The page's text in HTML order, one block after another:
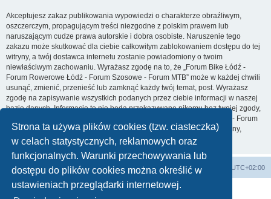
Strona ta używa plików cookies (tzw. ciasteczka)
w celach statystycznych, reklamowych oraz
funkcjonalnych. Warunki przechowywania lub
dostępu do plików cookies można określić w
ustawieniach przeglądarki internetowej.
Akceptujesz zakaz publikowania wypowiedzi o charakterze obraźliwym,
oszczerczym, propagującym treści niezgodne z polskim prawem lub
naruszającym cudze prawa autorskie i dobra osobiste. Naruszenie tego
zakazu może skutkować dla ciebie całkowitym zablokowaniem dostępu do tej
witryny, a twój dostawca internetu zostanie powiadomiony o twoim
niewłaściwym zachowaniu. Wyrażasz zgodę na to, że „Forum Bike Łódź -
Forum Rowerowe Łódź - Forum Szosowe - Forum MTB” może w każdej chwili
usunąć, zmienić, przenieść lub zamknąć każdy twój temat, post. Wyrażasz
zgodę na zapisywanie wszystkich podanych przez ciebie informacji w naszej
bazie danych. Informacje te nie będą przekazywane nikomu bez twojej zgody,
ale ani „Forum Bike Łódź - Forum Rowerowe Łódź - Forum Szosowe - Forum
MTB”, ani phpBB nie ponosi odpowiedzialności za włamania do witryny,
podczas których może dojść do kradzieży danych.
Forum Bike Łódź - Forum Rowerowe Łódź - Forum Szosowe - Forum MTB Strona Główna Strefa czasowa UTC+02:00
Linki partnerskie: strony www lodz Fotografia Analogowa